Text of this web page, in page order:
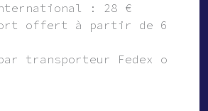
: 28 €
offert à partir de 600
transporteur Fedex ou